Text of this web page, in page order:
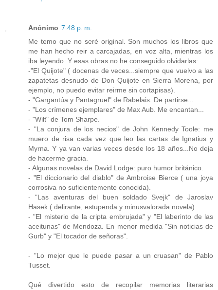
Anónimo 7:48 p. m.
Me temo que no seré original. Son muchos los libros que
me han hecho reir a carcajadas, en voz alta, mientras los
iba leyendo. Y esas obras no he conseguido olvidarlas:
-"El Quijote" ( docenas de veces...siempre que vuelvo a las
zapatetas desnudo de Don Quijote en Sierra Morena, por
ejemplo, no puedo evitar reirme sin cortapisas).
- "Gargantúa y Pantagruel" de Rabelais. De partirse...
- "Los crímenes ejemplares" de Max Aub. Me encantan...
- "Wilt" de Tom Sharpe.
- "La conjura de los necios" de John Kennedy Toole: me
muero de risa cada vez que leo las cartas de Ignatius y
Myrna. Y ya van varias veces desde los 18 años...No deja
de hacerme gracia.
- Algunas novelas de David Lodge: puro humor británico.
- "El diccionario del diablo" de Ambroise Bierce ( una joya
corrosiva no suficientemente conocida).
- "Las aventuras del buen soldado Svejk" de Jaroslav
Hasek ( delirante, estupenda y minusvalorada novela).
- "El misterio de la cripta embrujada" y "El laberinto de las
aceitunas" de Mendoza. En menor medida "Sin noticias de
Gurb" y "El tocador de señoras".
- "Lo mejor que le puede pasar a un cruasan" de Pablo
Tusset.
Qué divertido esto de recopilar memorias literarias